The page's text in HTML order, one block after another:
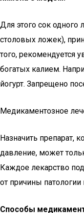
Для этого сок
столовых ложек),
того, рекомендуется
богатых калием.
йогурт. Запрещено
Медикаментозное
Назначить препарат,
давление, может
Каждое лекарство
от причины патологии
Способы